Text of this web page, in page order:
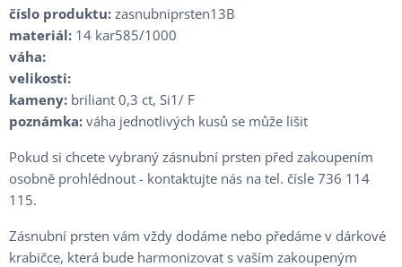
číslo produktu: zasnubniprsten13B
materiál: 14 kar585/1000
váha:
velikosti:
kameny: briliant 0,3 ct, Si1/ F
poznámka: váha jednotlivých kusů se může lišit
Pokud si chcete vybraný zásnubní prsten před zakoupením
osobně prohlédnout - kontaktujte nás na tel. čísle 736 114
115.
Zásnubní prsten vám vždy dodáme nebo předáme v dárkové
krabičce, která bude harmonizovat s vaším zakoupeným